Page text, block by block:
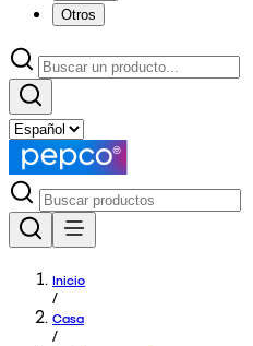
Otros
Inicio
/
Casa
/